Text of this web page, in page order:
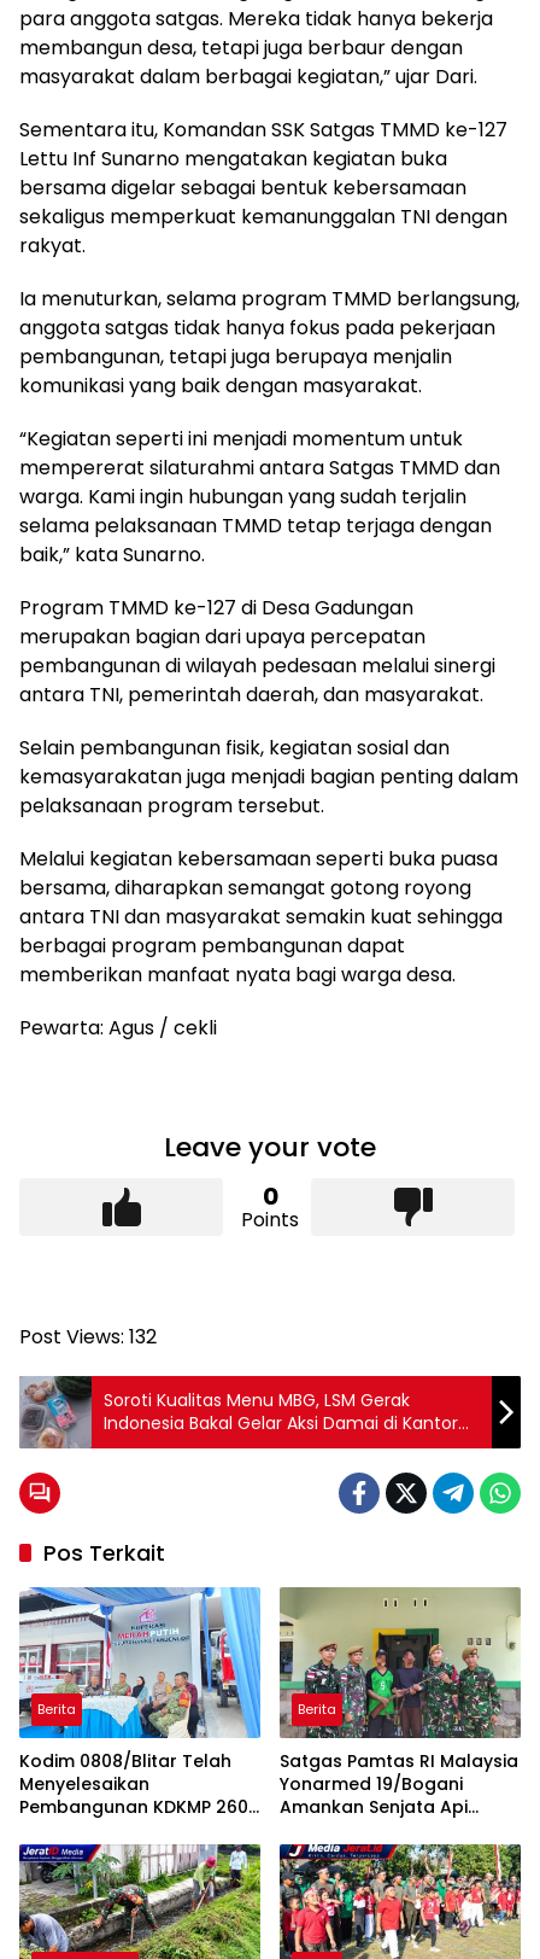
para anggota satgas. Mereka tidak hanya bekerja
membangun desa, tetapi juga berbaur dengan
masyarakat dalam berbagai kegiatan,” ujar Dari.
Sementara itu, Komandan SSK Satgas TMMD ke-127
Lettu Inf Sunarno mengatakan kegiatan buka
bersama digelar sebagai bentuk kebersamaan
sekaligus memperkuat kemanunggalan TNI dengan
rakyat.
Ia menuturkan, selama program TMMD berlangsung,
anggota satgas tidak hanya fokus pada pekerjaan
pembangunan, tetapi juga berupaya menjalin
komunikasi yang baik dengan masyarakat.
“Kegiatan seperti ini menjadi momentum untuk
mempererat silaturahmi antara Satgas TMMD dan
warga. Kami ingin hubungan yang sudah terjalin
selama pelaksanaan TMMD tetap terjaga dengan
baik,” kata Sunarno.
Program TMMD ke-127 di Desa Gadungan
merupakan bagian dari upaya percepatan
pembangunan di wilayah pedesaan melalui sinergi
antara TNI, pemerintah daerah, dan masyarakat.
Selain pembangunan fisik, kegiatan sosial dan
kemasyarakatan juga menjadi bagian penting dalam
pelaksanaan program tersebut.
Melalui kegiatan kebersamaan seperti buka puasa
bersama, diharapkan semangat gotong royong
antara TNI dan masyarakat semakin kuat sehingga
berbagai program pembangunan dapat
memberikan manfaat nyata bagi warga desa.
Pewarta: Agus / cekli
Leave your vote
0
Points
Post Views: 132
Soroti Kualitas Menu MBG, LSM Gerak
Indonesia Bakal Gelar Aksi Damai di Kantor
Camat Ngadiluwih dan Pemkab Kediri
Pos Terkait
Berita
Kodim 0808/Blitar Telah
Menyelesaikan
Pembangunan KDKMP 260
Menjadi Tercepat Seluruh
Indonesia
Berita
Satgas Pamtas RI Malaysia
Yonarmed 19/Bogani
Amankan Senjata Api
Perbatasan